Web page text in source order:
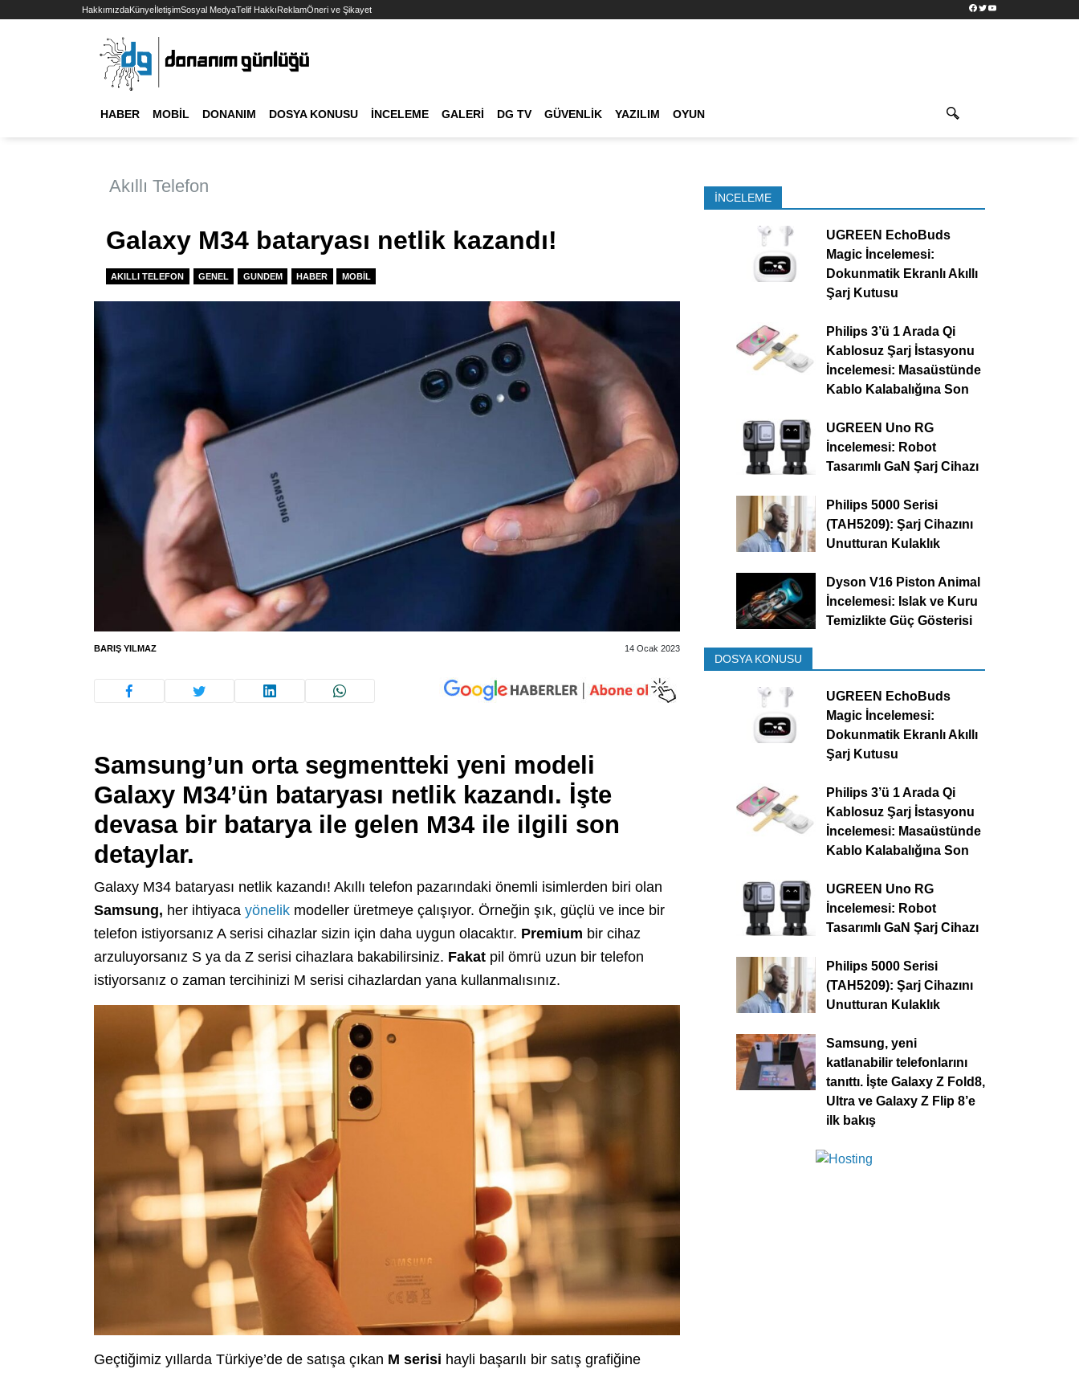
HakkımızdaKünyeİletişimSosyal MedyaTelif HakkıReklamÖneri ve Şikayet Facebook
TwitterYouTube
HABER MOBIL DONANIM DOSYA KONUSU İNCELEME GALERI DG TV GÜVENLIK YAZILIM OYUN
Akıllı Telefon
Galaxy M34 bataryası netlik kazandı!
AKILLI TELEFON GENEL GUNDEM HABER MOBIL
BARIŞ YILMAZ 14 Ocak 2023
Samsung’un orta segmentteki yeni modeli
Galaxy M34’ün bataryası netlik kazandı. İşte
devasa bir batarya ile gelen M34 ile ilgili son
detaylar.
Galaxy M34 bataryası netlik kazandı! Akıllı telefon pazarındaki önemli isimlerden biri olan
Samsung, her ihtiyaca yönelik modeller üretmeye çalışıyor. Örneğin şık, güçlü ve ince bir
telefon istiyorsanız A serisi cihazlar sizin için daha uygun olacaktır. Premium bir cihaz
arzuluyorsanız S ya da Z serisi cihazlara bakabilirsiniz. Fakat pil ömrü uzun bir telefon
istiyorsanız o zaman tercihinizi M serisi cihazlardan yana kullanmalısınız.
Geçtiğimiz yıllarda Türkiye’de de satışa çıkan M serisi hayli başarılı bir satış grafiğine
İNCELEME
UGREEN EchoBuds
Magic İncelemesi:
Dokunmatik Ekranlı Akıllı
Şarj Kutusu
Philips 3’ü 1 Arada Qi
Kablosuz Şarj İstasyonu
İncelemesi: Masaüstünde
Kablo Kalabalığına Son
UGREEN Uno RG
İncelemesi: Robot
Tasarımlı GaN Şarj Cihazı
Philips 5000 Serisi
(TAH5209): Şarj Cihazını
Unutturan Kulaklık
Dyson V16 Piston Animal
İncelemesi: Islak ve Kuru
Temizlikte Güç Gösterisi
DOSYA KONUSU
UGREEN EchoBuds
Magic İncelemesi:
Dokunmatik Ekranlı Akıllı
Şarj Kutusu
Philips 3’ü 1 Arada Qi
Kablosuz Şarj İstasyonu
İncelemesi: Masaüstünde
Kablo Kalabalığına Son
UGREEN Uno RG
İncelemesi: Robot
Tasarımlı GaN Şarj Cihazı
Philips 5000 Serisi
(TAH5209): Şarj Cihazını
Unutturan Kulaklık
Samsung, yeni
katlanabilir telefonlarını
tanıttı. İşte Galaxy Z Fold8,
Ultra ve Galaxy Z Flip 8’e
ilk bakış